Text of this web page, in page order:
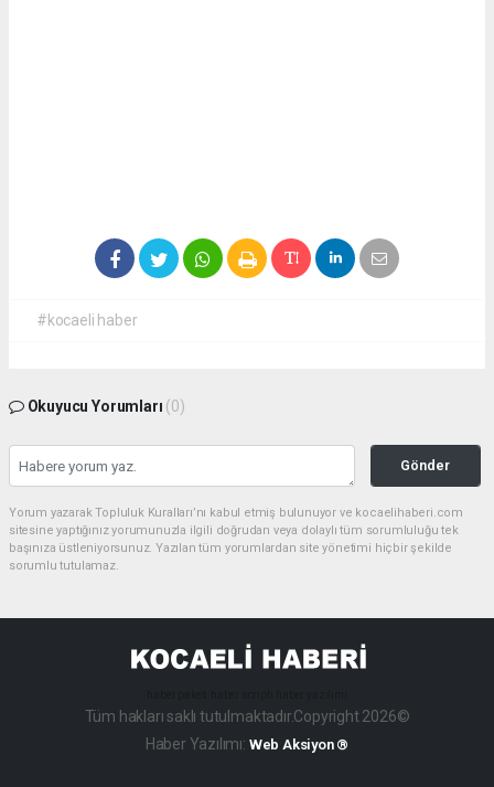
#kocaeli haber
Okuyucu Yorumları (0)
Gönder
Yorum yazarak Topluluk Kuralları’nı kabul etmiş bulunuyor ve kocaelihaberi.com
sitesine yaptığınız yorumunuzla ilgili doğrudan veya dolaylı tüm sorumluluğu tek
başınıza üstleniyorsunuz. Yazılan tüm yorumlardan site yönetimi hiçbir şekilde
sorumlu tutulamaz.
Tüm hakları saklı tutulmaktadır.Copyright 2026©
Haber Yazılımı: Web Aksiyon ®